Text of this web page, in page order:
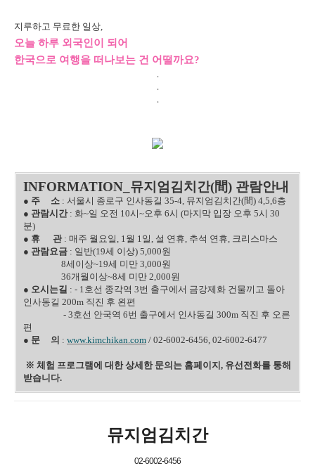
지루하고 무료한 일상,
오늘 하루 외국인이 되어
한국으로 여행을 떠나보는 건 어떨까요?
.
.
.
INFORMATION_ 뮤지엄김치간(間) 관람안내
● 주 소 : 서울시 종로구 인사동길 35-4, 뮤지엄김치간(間) 4,5,6층
● 관람시간: 화~일 오전 10시~오후 6시 (마지막 입장 오후 5시 30
분)
● 휴 관: 매주 월요일, 1월 1일, 설 연휴, 추석 연휴, 크리스마스
● 관람요금 : 일반(19세 이상) 5,000원
8세이상~19세 미만 3,000원
36개월이상~8세 미만 2,000원
● 오시는길 : - 1호선 종각역 3번 출구에서 금강제화 건물끼고 돌아
인사동길 200m 직진 후 왼편
- 3호선 안국역 6번 출구에서 인사동길 300m 직진 후 오른
편
● 문 의 : www.kimchikan.com / 02-6002-6456, 02-6002-6477
※ 체험 프로그램에 대한 상세한 문의는 홈페이지, 유선전화를 통해
받습니다.